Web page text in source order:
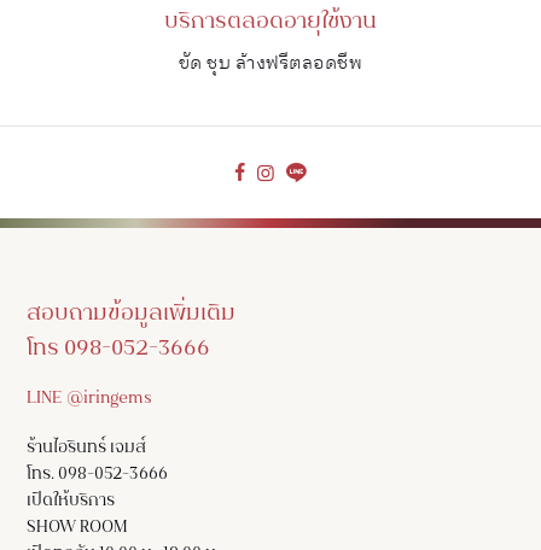
บริการตลอดอายุใช้งาน
ขัด ชุบ ล้างฟรีตลอดชีพ
สอบถามข้อมูลเพิ่มเติม
โทร 098-052-3666
LINE @iringems
ร้านไอรินทร์ เจมส์
โทร. 098-052-3666
เปิดให้บริการ
SHOW ROOM